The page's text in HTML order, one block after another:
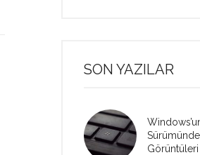
SON YAZILAR
Görüntüleri